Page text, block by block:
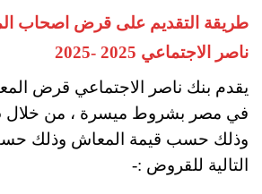
طريقة التقديم على قرض اصحاب
ناصر الاجتماعي 2025 -2025
يقدم بنك ناصر الاجتماعي قرض
وذلك حسب قيمة المعاش وذلك حسب
التالية للقروض :-